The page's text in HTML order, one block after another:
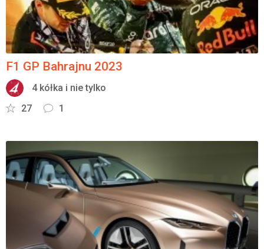
F1 GP Bahrajnu 2023
4 kółka i nie tylko
27
1